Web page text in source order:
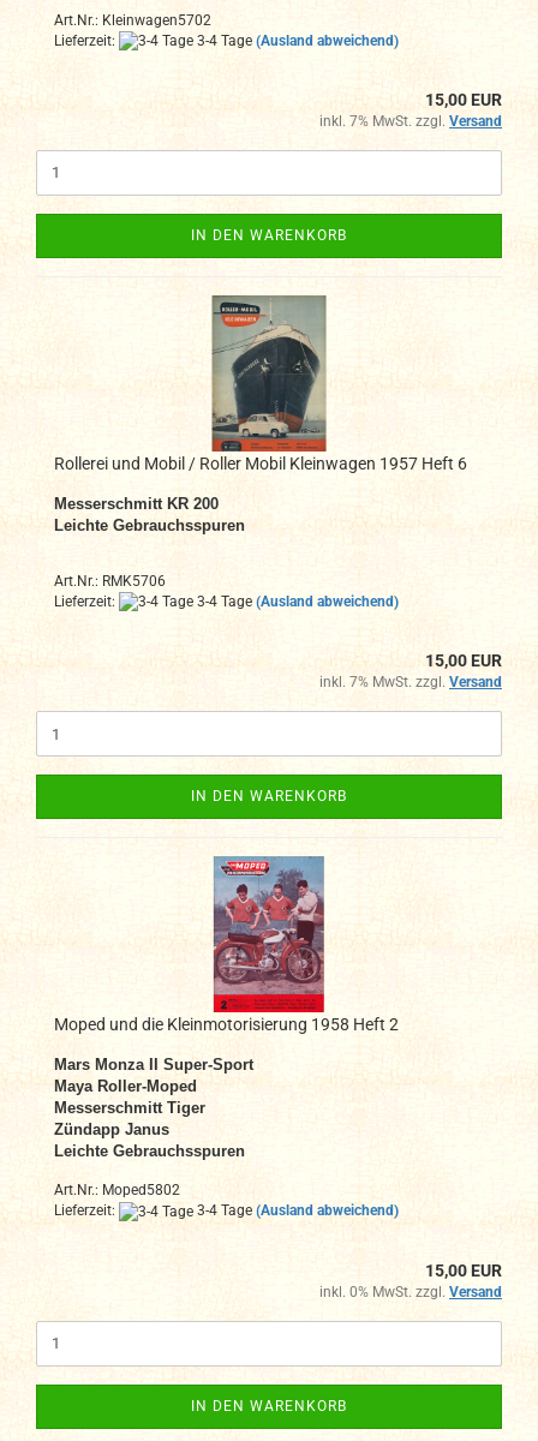
Art.Nr.: Kleinwagen5702
Lieferzeit:
3-4 Tage (Ausland abweichend)
15,00 EUR
inkl. 7% MwSt. zzgl. Versand
IN DEN WARENKORB
Rollerei und Mobil / Roller Mobil Kleinwagen 1957 Heft 6
Messerschmitt KR 200
Leichte Gebrauchsspuren
Art.Nr.: RMK5706
Lieferzeit:
3-4 Tage (Ausland abweichend)
15,00 EUR
inkl. 7% MwSt. zzgl. Versand
IN DEN WARENKORB
Moped und die Kleinmotorisierung 1958 Heft 2
Mars Monza II Super-Sport
Maya Roller-Moped
Messerschmitt Tiger
Zündapp Janus
Leichte Gebrauchsspuren
Art.Nr.: Moped5802
Lieferzeit:
3-4 Tage (Ausland abweichend)
15,00 EUR
inkl. 0% MwSt. zzgl. Versand
IN DEN WARENKORB